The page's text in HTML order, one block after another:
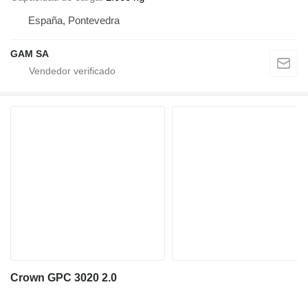
España, Pontevedra
GAM SA
Crown GPC 3020 2.0